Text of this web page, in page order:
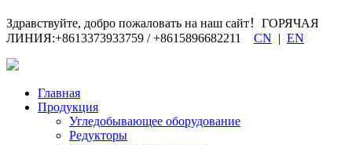
Здравствуйте, добро пожаловать на наш сайт！ГОРЯЧАЯ
ЛИНИЯ:+8613373933759 / +8615896682211 CN | EN
Главная
Продукция
Угледобывающее оборудование
Редукторы